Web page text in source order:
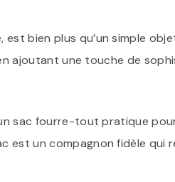
bien plus qu’un simple
ajoutant une touche de
sac fourre-tout pratique
est un compagnon fidèle qui